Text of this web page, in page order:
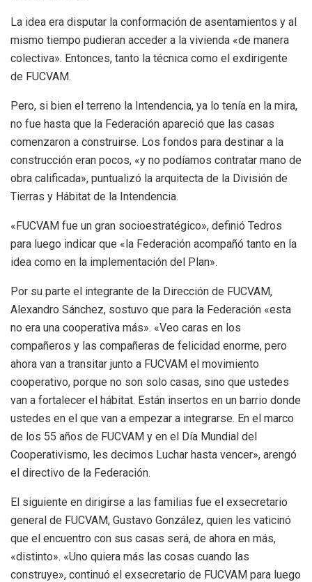
La idea era disputar la conformación de asentamientos y al
mismo tiempo pudieran acceder a la vivienda «de manera
colectiva». Entonces, tanto la técnica como el exdirigente
de FUCVAM.
Pero, si bien el terreno la Intendencia, ya lo tenía en la mira,
no fue hasta que la Federación apareció que las casas
comenzaron a construirse. Los fondos para destinar a la
construcción eran pocos, «y no podíamos contratar mano de
obra calificada», puntualizó la arquitecta de la División de
Tierras y Hábitat de la Intendencia.
«FUCVAM fue un gran socioestratégico», definió Tedros
para luego indicar que «la Federación acompañó tanto en la
idea como en la implementación del Plan».
Por su parte el integrante de la Dirección de FUCVAM,
Alexandro Sánchez, sostuvo que para la Federación «esta
no era una cooperativa más». «Veo caras en los
compañeros y las compañeras de felicidad enorme, pero
ahora van a transitar junto a FUCVAM el movimiento
cooperativo, porque no son solo casas, sino que ustedes
van a fortalecer el hábitat. Están insertos en un barrio donde
ustedes en el que van a empezar a integrarse. En el marco
de los 55 años de FUCVAM y en el Día Mundial del
Cooperativismo, les decimos Luchar hasta vencer», arengó
el directivo de la Federación.
El siguiente en dirigirse a las familias fue el exsecretario
general de FUCVAM, Gustavo González, quien les vaticinó
que el encuentro con sus casas será, de ahora en más,
«distinto». «Uno quiera más las cosas cuando las
construye», continuó el exsecretario de FUCVAM para luego